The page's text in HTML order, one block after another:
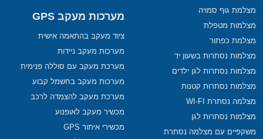
מצלמת גוף סמויה
מצלמות מטפלת
מצלמת כפתור
מצלמות נסתרות בשעון יד
מצלמות נסתרות לגן ילדים
מצלמות נסתרות קטנות
מצלמה נסתרת WI-FI
מצלמות נסתרות לגן
משקפיים עם מצלמה נסתרת
מערכות מעקב GPS
ציוד מעקב בהתאמה אישית
מערכות מעקב ניידות
מערכת מעקב עם סוללה פנימית
מערכות מעקב בחשמל קבוע
מערכת מעקב להצמדה לרכב
מכשיר מעקב לאופנוע
מכשירי איתור GPS